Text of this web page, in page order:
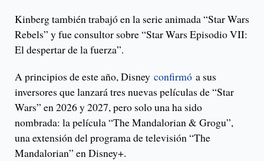
Kinberg también trabajó en la serie animada “Star Wars
Rebels” y fue consultor sobre “Star Wars Episodio VII:
El despertar de la fuerza”.
A principios de este año, Disney confirmó a sus
inversores que lanzará tres nuevas películas de “Star
Wars” en 2026 y 2027, pero solo una ha sido
nombrada: la película “The Mandalorian & Grogu”,
una extensión del programa de televisión “The
Mandalorian” en Disney+.